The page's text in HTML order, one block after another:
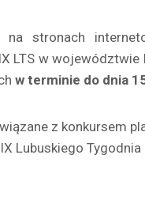
na stronach
LTS w województwie
w terminie do dnia
z konkursem
Lubuskiego